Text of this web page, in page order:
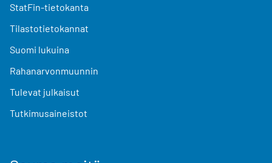
StatFin-tietokanta
Tilastotietokannat
Suomi lukuina
Rahanarvonmuunnin
Tulevat julkaisut
Tutkimusaineistot